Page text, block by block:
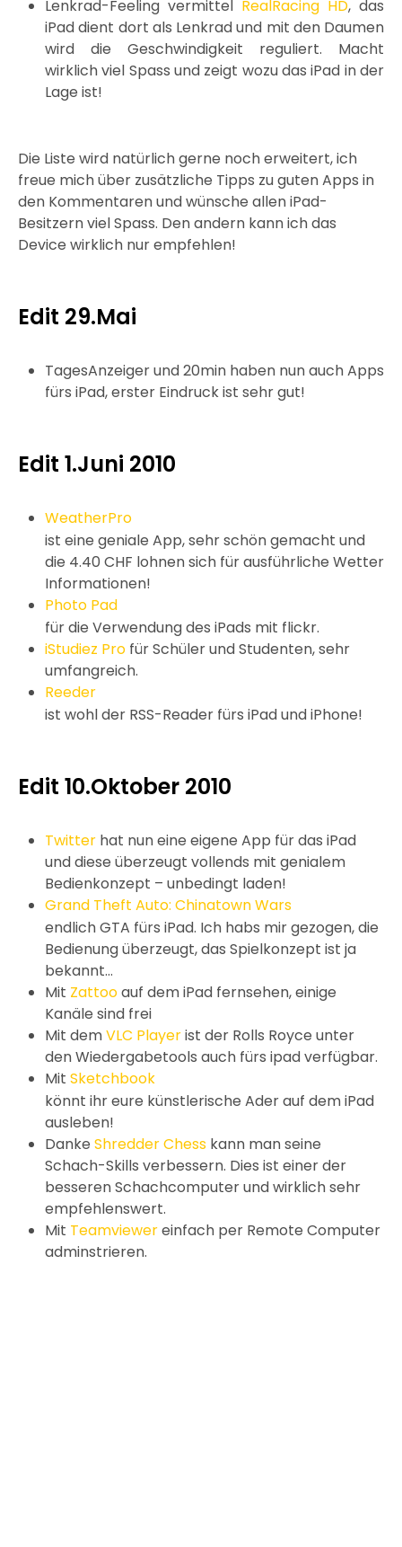
Lenkrad-Feeling vermittel RealRacing HD, das
iPad dient dort als Lenkrad und mit den Daumen
wird die Geschwindigkeit reguliert. Macht
wirklich viel Spass und zeigt wozu das iPad in der
Lage ist!
Die Liste wird natürlich gerne noch erweitert, ich
freue mich über zusätzliche Tipps zu guten Apps in
den Kommentaren und wünsche allen iPad-
Besitzern viel Spass. Den andern kann ich das
Device wirklich nur empfehlen!
Edit 29.Mai
TagesAnzeiger und 20min haben nun auch Apps
fürs iPad, erster Eindruck ist sehr gut!
Edit 1.Juni 2010
WeatherPro
ist eine geniale App, sehr schön gemacht und
die 4.40 CHF lohnen sich für ausführliche Wetter
Informationen!
Photo Pad
für die Verwendung des iPads mit flickr.
iStudiez Pro für Schüler und Studenten, sehr
umfangreich.
Reeder
ist wohl der RSS-Reader fürs iPad und iPhone!
Edit 10.Oktober 2010
Twitter hat nun eine eigene App für das iPad
und diese überzeugt vollends mit genialem
Bedienkonzept – unbedingt laden!
Grand Theft Auto: Chinatown Wars
endlich GTA fürs iPad. Ich habs mir gezogen, die
Bedienung überzeugt, das Spielkonzept ist ja
bekannt…
Mit Zattooauf dem iPad fernsehen, einige
Kanäle sind frei
Mit demVLC Playerist der Rolls Royce unter
den Wiedergabetools auch fürs ipad verfügbar.
Mit Sketchbook
könnt ihr eure künstlerische Ader auf dem iPad
ausleben!
Danke Shredder Chess kann man seine
Schach-Skills verbessern. Dies ist einer der
besseren Schachcomputer und wirklich sehr
empfehlenswert.
Mit Teamviewereinfach per Remote Computer
adminstrieren.